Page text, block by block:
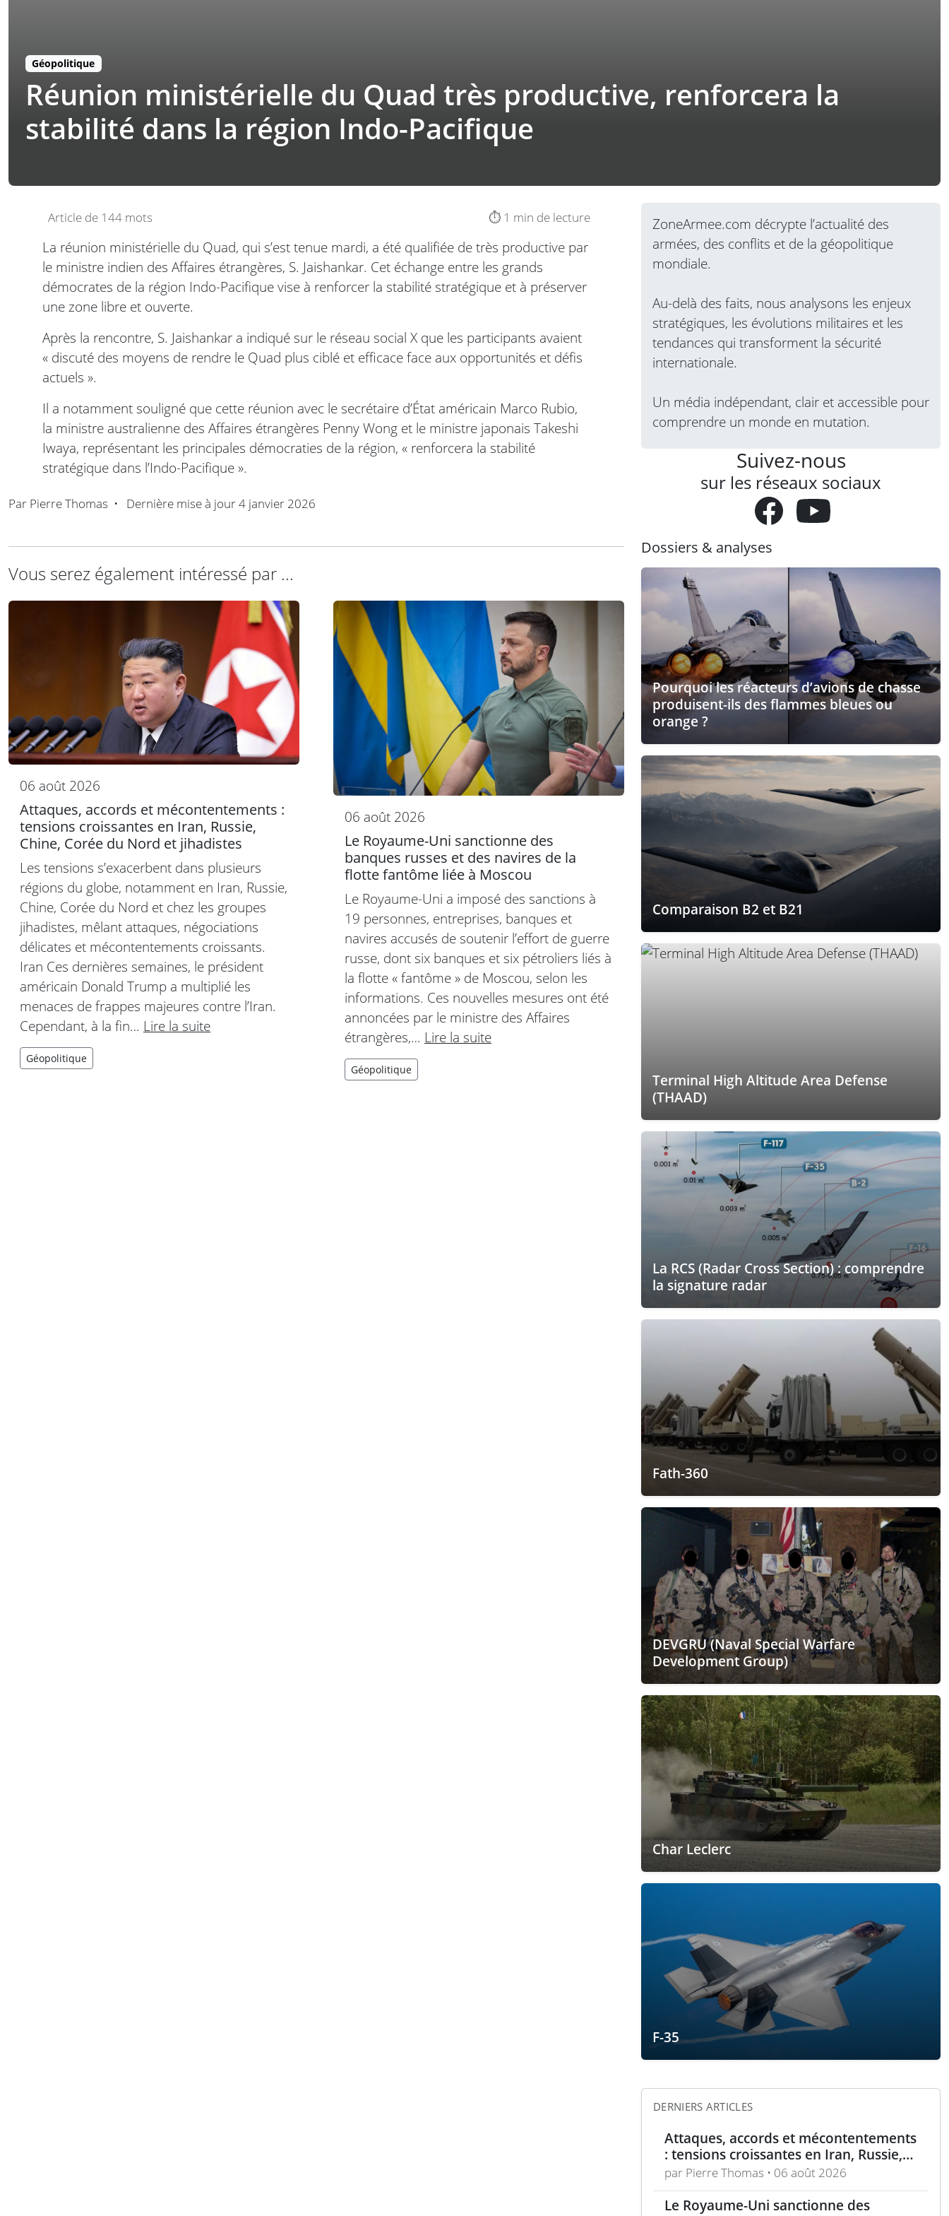
Géopolitique
Réunion ministérielle du Quad très productive, renforcera la
stabilité dans la région Indo-Pacifique
Article de 144 mots ⏱️ 1 min de lecture
La réunion ministérielle du Quad, qui s’est tenue mardi, a été qualifiée de très productive par
le ministre indien des Affaires étrangères, S. Jaishankar. Cet échange entre les grands
démocrates de la région Indo-Pacifique vise à renforcer la stabilité stratégique et à préserver
une zone libre et ouverte.
Après la rencontre, S. Jaishankar a indiqué sur le réseau social X que les participants avaient
« discuté des moyens de rendre le Quad plus ciblé et efficace face aux opportunités et défis
actuels ».
Il a notamment souligné que cette réunion avec le secrétaire d’État américain Marco Rubio,
la ministre australienne des Affaires étrangères Penny Wong et le ministre japonais Takeshi
Iwaya, représentant les principales démocraties de la région, « renforcera la stabilité
stratégique dans l’Indo-Pacifique ».
Par Pierre Thomas • Dernière mise à jour4 janvier 2026
Vous serez également intéressé par ...
06 août 2026
Attaques, accords et mécontentements :
tensions croissantes en Iran, Russie,
Chine, Corée du Nord et jihadistes
Les tensions s’exacerbent dans plusieurs
régions du globe, notamment en Iran, Russie,
Chine, Corée du Nord et chez les groupes
jihadistes, mêlant attaques, négociations
délicates et mécontentements croissants.
Iran Ces dernières semaines, le président
américain Donald Trump a multiplié les
menaces de frappes majeures contre l’Iran.
Cependant, à la fin… Lire la suite
Géopolitique
06 août 2026
Le Royaume-Uni sanctionne des
banques russes et des navires de la
flotte fantôme liée à Moscou
Le Royaume-Uni a imposé des sanctions à
19 personnes, entreprises, banques et
navires accusés de soutenir l’effort de guerre
russe, dont six banques et six pétroliers liés à
la flotte « fantôme » de Moscou, selon les
informations. Ces nouvelles mesures ont été
annoncées par le ministre des Affaires
étrangères,… Lire la suite
Géopolitique
ZoneArmee.com décrypte l’actualité des
armées, des conflits et de la géopolitique
mondiale.
Au-delà des faits, nous analysons les enjeux
stratégiques, les évolutions militaires et les
tendances qui transforment la sécurité
internationale.
Un média indépendant, clair et accessible pour
comprendre un monde en mutation.
Suivez-nous
sur les réseaux sociaux
Dossiers & analyses
Pourquoi les réacteurs d’avions de chasse
produisent-ils des flammes bleues ou
orange ?
Comparaison B2 et B21
Terminal High Altitude Area Defense
(THAAD)
La RCS (Radar Cross Section) : comprendre
la signature radar
Fath-360
DEVGRU (Naval Special Warfare
Development Group)
Char Leclerc
F-35
DERNIERS ARTICLES
Attaques, accords et mécontentements
: tensions croissantes en Iran, Russie,
Chine, Corée du Nord et jihadistes
par Pierre Thomas • 06 août 2026
Le Royaume-Uni sanctionne des